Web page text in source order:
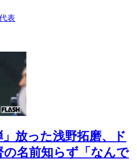
表
放った浅野拓磨、ド
の名前知らず「なんで